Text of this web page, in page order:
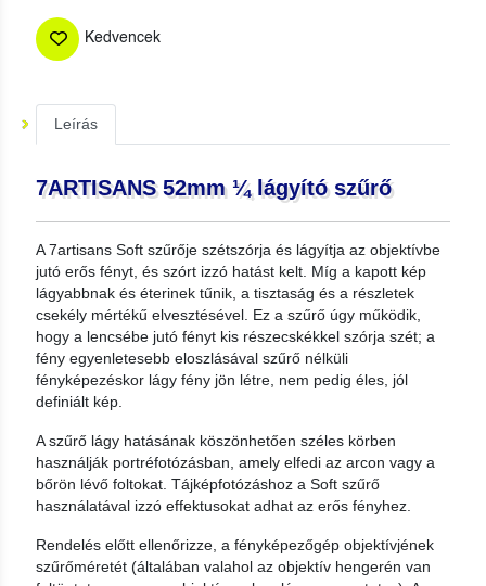
Kedvencek
Leírás
7ARTISANS 52mm ¼ lágyító szűrő
A 7artisans Soft szűrője szétszórja és lágyítja az objektívbe
jutó erős fényt, és szórt izzó hatást kelt. Míg a kapott kép
lágyabbnak és éterinek tűnik, a tisztaság és a részletek
csekély mértékű elvesztésével. Ez a szűrő úgy működik,
hogy a lencsébe jutó fényt kis részecskékkel szórja szét; a
fény egyenletesebb eloszlásával szűrő nélküli
fényképezéskor lágy fény jön létre, nem pedig éles, jól
definiált kép.
A szűrő lágy hatásának köszönhetően széles körben
használják portréfotózásban, amely elfedi az arcon vagy a
bőrön lévő foltokat. Tájképfotózáshoz a Soft szűrő
használatával izzó effektusokat adhat az erős fényhez.
Rendelés előtt ellenőrizze, a fényképezőgép objektívjének
szűrőméretét (általában valahol az objektív hengerén van